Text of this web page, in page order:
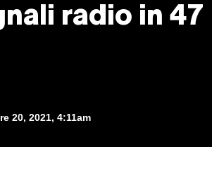
radio in 47
20, 2021, 4:11am